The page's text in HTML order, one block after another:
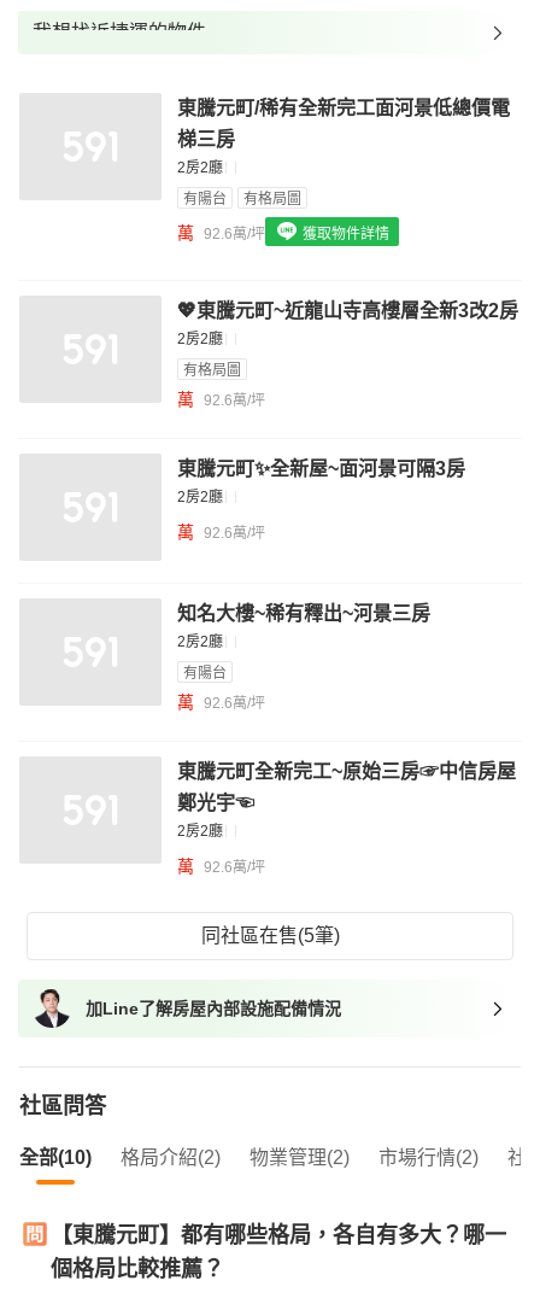
我想找近捷運的物件
我想找配備瓦斯爐的物件
我想找廁所開窗的物件
我想找具垃圾處理的物件
東騰元町/稀有全新完工面河景低總價電
梯三房
2房2廳
有陽台
有格局圖
萬 92.6萬/坪 獲取物件詳情
💖東騰元町~近龍山寺高樓層全新3改2房
2房2廳
有格局圖
萬 92.6萬/坪
東騰元町✨全新屋~面河景可隔3房
2房2廳
萬 92.6萬/坪
知名大樓~稀有釋出~河景三房
2房2廳
有陽台
萬 92.6萬/坪
東騰元町全新完工~原始三房☞中信房屋
鄭光宇☜
2房2廳
萬 92.6萬/坪
同社區在售(5筆)
加Line了解房屋內部設施配備情況
社區問答
全部(10) 格局介紹(2) 物業管理(2) 市場行情(2) 社
【東騰元町】都有哪些格局，各自有多大？哪一
個格局比較推薦？